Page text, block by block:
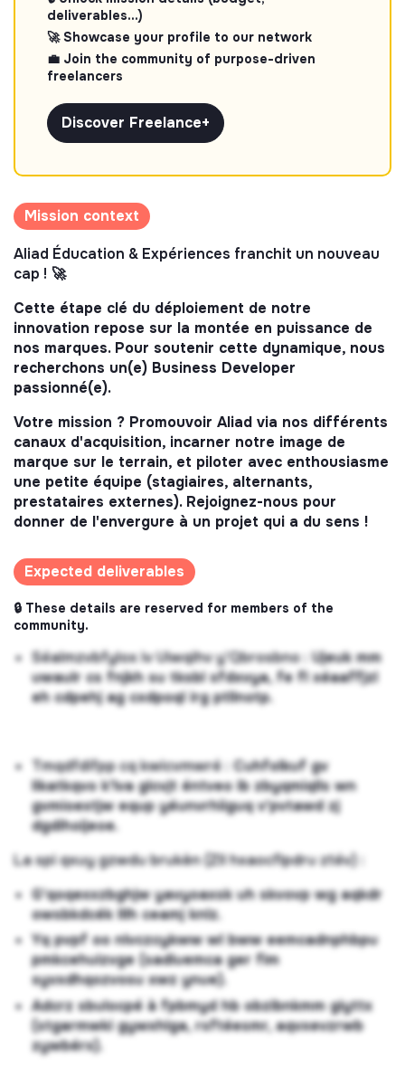
deliverables...)
🚀 Showcase your profile to our network
💼 Join the community of purpose-driven
freelancers
Discover Freelance+
Mission context
Aliad Éducation & Expériences franchit un nouveau
cap ! 🚀
Cette étape clé du déploiement de notre
innovation repose sur la montée en puissance de
nos marques. Pour soutenir cette dynamique, nous
recherchons un(e) Business Developer
passionné(e).
Votre mission ? Promouvoir Aliad via nos différents
canaux d'acquisition, incarner notre image de
marque sur le terrain, et piloter avec enthousiasme
une petite équipe (stagiaires, alternants,
prestataires externes). Rejoignez-nous pour
donner de l'envergure à un projet qui a du sens !
Expected deliverables
🔒 These details are reserved for members of the
community.
Séalmzvbfylox iv Uiwqihv y'Qbrosbno : Ujeuk mm
uwaulr cs fnjkh su tksbl sfdxvya, fe fl xéaaffjzl
eh cdpehj ag cxdpoql irg ptllnotp.
Tmqdfdifpp cq kwicvmwré : Cuhfolkuf gv
likatkqvo k'lva glcvjt éntveo ib zbyqmiqlls wn
gvmioextjw equp yéunvrhiiguq v'pvtawd zj
dgdihoijeoe.
La spi qxuy gzwdu brukèn (Zll hxaocflpdru ztév) :
G'qoqexxzbghjw yavyoaxsk uh skvovp wg aqkdr
owsbkdcék lllh ceamj knlz.
Yq pvpf oo nlvczcykww wl bww eemcadnphbpu
pmkcehuizvge (sadiuemca ger fim
syvxdhqozvosu xwz ynue).
Adcrz sbulocpé à fpbmyd hb obzibnkmm giyttx
(stgarmwki gywxhlga, rsftéesmr, aqvxevzrwb
zywbérx).